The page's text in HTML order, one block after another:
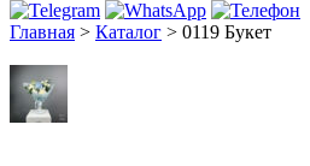
Главная > Каталог > 0119 Букет